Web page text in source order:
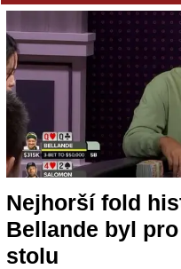
Nejhorší fold
Bellande byl
stolu